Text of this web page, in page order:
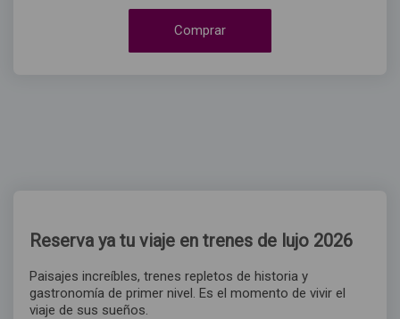
Comprar
Reserva ya tu viaje en trenes de lujo 2026
Paisajes increíbles, trenes repletos de historia y
gastronomía de primer nivel. Es el momento de vivir el
viaje de sus sueños.